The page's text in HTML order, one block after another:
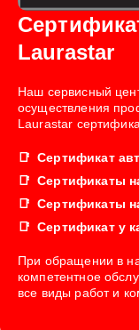
Laurastar
Наш сервисный
осуществления
Laurastar
Сертификат
Сертификаты
Сертификаты
Сертификат у
При обращении в
компетентное
все виды работ и